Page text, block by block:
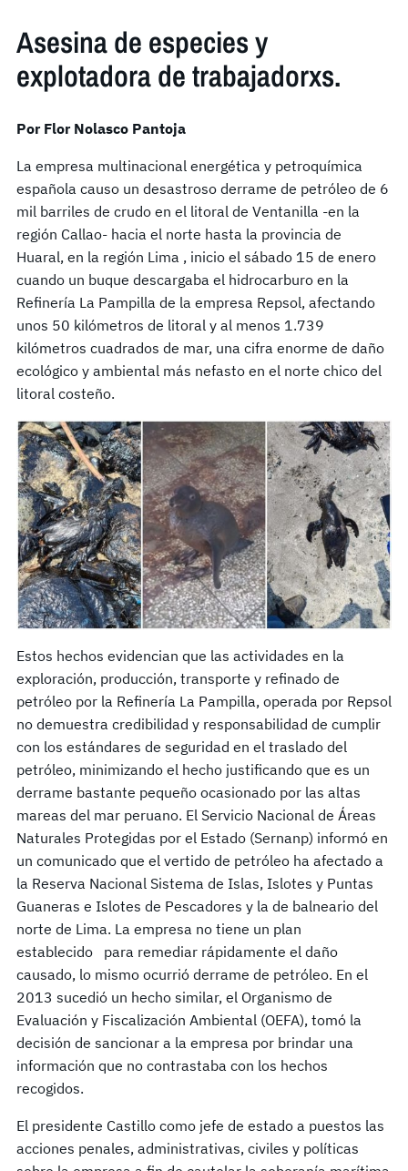
Asesina de especies y
explotadora de trabajadorxs.
Por Flor Nolasco Pantoja
La empresa multinacional energética y petroquímica
española causo un desastroso derrame de petróleo de 6
mil barriles de crudo en el litoral de Ventanilla -en la
región Callao- hacia el norte hasta la provincia de
Huaral, en la región Lima , inicio el sábado 15 de enero
cuando un buque descargaba el hidrocarburo en la
Refinería La Pampilla de la empresa Repsol, afectando
unos 50 kilómetros de litoral y al menos 1.739
kilómetros cuadrados de mar, una cifra enorme de daño
ecológico y ambiental más nefasto en el norte chico del
litoral costeño.
Estos hechos evidencian que las actividades en la
exploración, producción, transporte y refinado de
petróleo por la Refinería La Pampilla, operada por Repsol
no demuestra credibilidad y responsabilidad de cumplir
con los estándares de seguridad en el traslado del
petróleo, minimizando el hecho justificando que es un
derrame bastante pequeño ocasionado por las altas
mareas del mar peruano. El Servicio Nacional de Áreas
Naturales Protegidas por el Estado (Sernanp) informó en
un comunicado que el vertido de petróleo ha afectado a
la Reserva Nacional Sistema de Islas, Islotes y Puntas
Guaneras e Islotes de Pescadores y la de balneario del
norte de Lima. La empresa no tiene un plan
establecido para remediar rápidamente el daño
causado, lo mismo ocurrió derrame de petróleo. En el
2013 sucedió un hecho similar, el Organismo de
Evaluación y Fiscalización Ambiental (OEFA), tomó la
decisión de sancionar a la empresa por brindar una
información que no contrastaba con los hechos
recogidos.
El presidente Castillo como jefe de estado a puestos las
acciones penales, administrativas, civiles y políticas